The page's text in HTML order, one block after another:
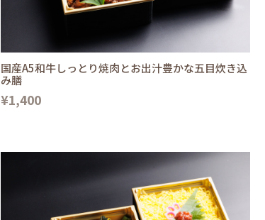
国産A5和牛しっとり焼肉とお出汁豊かな五目炊き込
み膳
¥1,400